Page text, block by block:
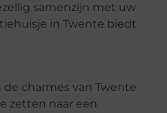
samenzijn met uw
in Twente biedt
charmes van Twente
zetten naar een